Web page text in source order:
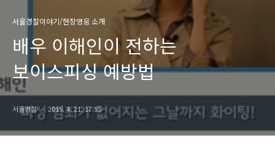
서울경찰이야기/현장영웅 소개
배우 이해인이 전하는
보이스피싱 예방법
서울경찰 2015. 4. 21. 17:55